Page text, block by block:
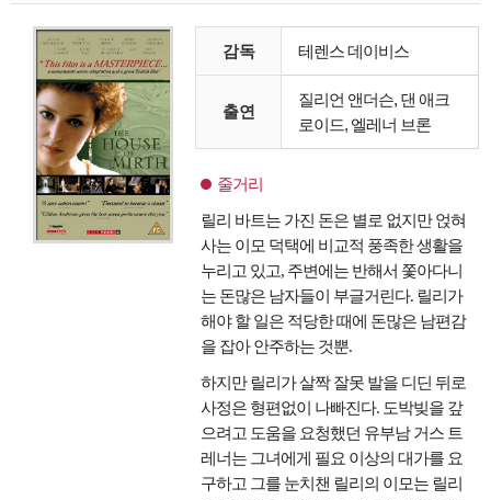
감독 테렌스 데이비스
출연
질리언 앤더슨, 댄 애크
로이드, 엘레너 브론
줄거리
릴리 바트는 가진 돈은 별로 없지만 얹혀
사는 이모 덕택에 비교적 풍족한 생활을
누리고 있고, 주변에는 반해서 쫓아다니
는 돈많은 남자들이 부글거린다. 릴리가
해야 할 일은 적당한 때에 돈많은 남편감
을 잡아 안주하는 것뿐.
하지만 릴리가 살짝 잘못 발을 디딘 뒤로
사정은 형편없이 나빠진다. 도박빚을 갚
으려고 도움을 요청했던 유부남 거스 트
레너는 그녀에게 필요 이상의 대가를 요
구하고 그를 눈치챈 릴리의 이모는 릴리